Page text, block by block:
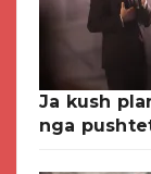
Ja kush
nga